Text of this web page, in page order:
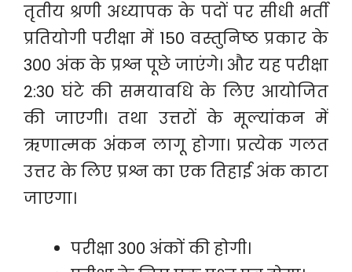
तृतीय श्रणी अध्यापक के पदों पर सीधी भर्ती
प्रतियोगी परीक्षा में 150 वस्तुनिष्ठ प्रकार के
300 अंक के प्रश्न पूछे जाएंगे। और यह परीक्षा
2:30 घंटे की समयावधि के लिए आयोजित
की जाएगी। तथा उत्तरों के मूल्यांकन में
ऋणात्मक अंकन लागू होगा। प्रत्येक गलत
उत्तर के लिए प्रश्न का एक तिहाई अंक काटा
जाएगा।
परीक्षा 300 अंकों की होगी।